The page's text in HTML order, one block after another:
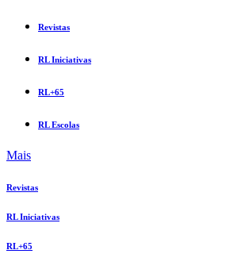
Revistas
RL Iniciativas
RL+65
RL Escolas
Mais
Revistas
RL Iniciativas
RL+65